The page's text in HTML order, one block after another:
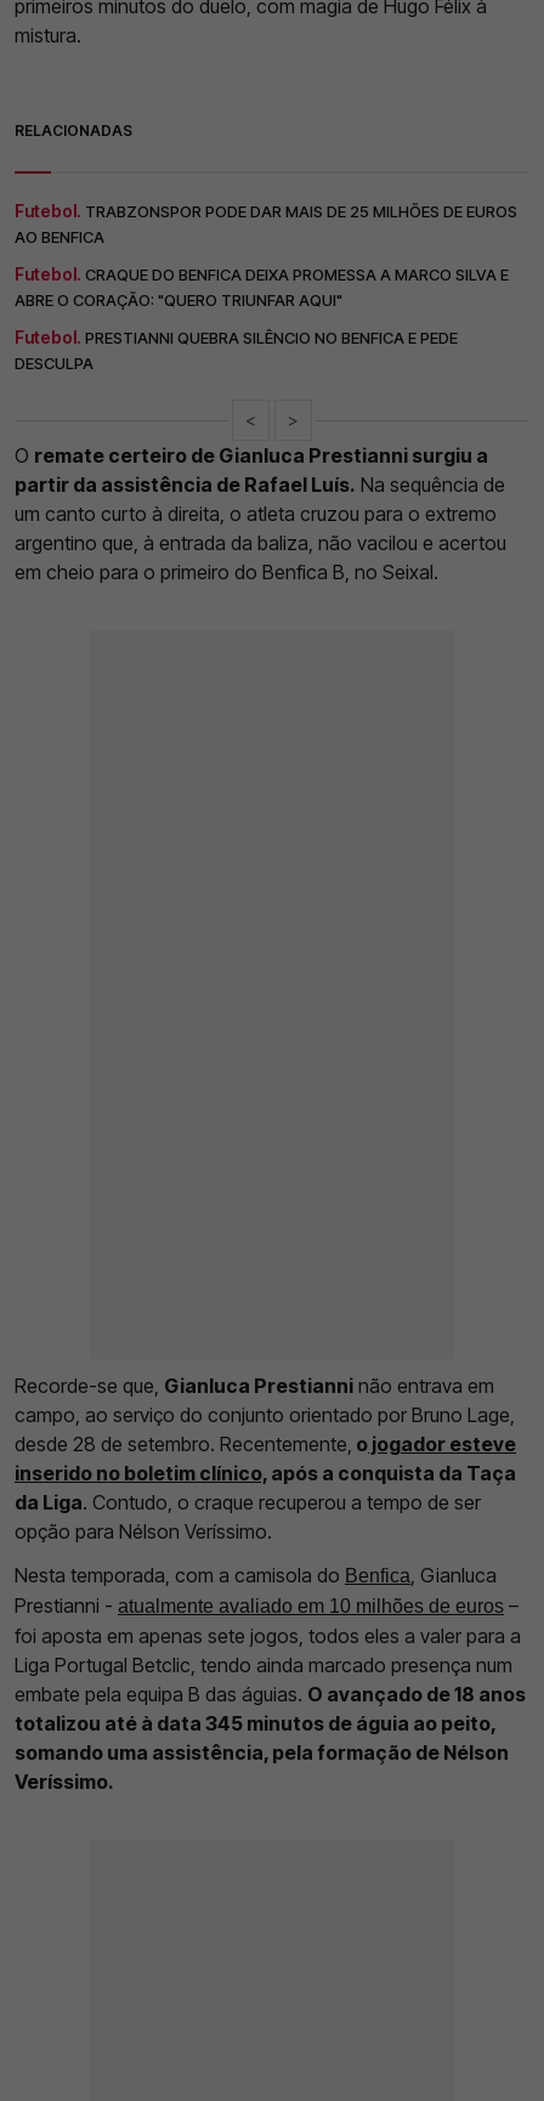
primeiros minutos do duelo, com magia de Hugo Félix à
mistura.
RELACIONADAS
Futebol. TRABZONSPOR PODE DAR MAIS DE 25 MILHÕES DE EUROS
AO BENFICA
Futebol. CRAQUE DO BENFICA DEIXA PROMESSA A MARCO SILVA E
ABRE O CORAÇÃO: "QUERO TRIUNFAR AQUI"
Futebol. PRESTIANNI QUEBRA SILÊNCIO NO BENFICA E PEDE
DESCULPA
< >
O remate certeiro de Gianluca Prestianni surgiu a
partir da assistência de Rafael Luís. Na sequência de
um canto curto à direita, o atleta cruzou para o extremo
argentino que, à entrada da baliza, não vacilou e acertou
em cheio para o primeiro do Benfica B, no Seixal.
Recorde-se que, Gianluca Prestianni não entrava em
campo, ao serviço do conjunto orientado por Bruno Lage,
desde 28 de setembro. Recentemente, o jogador esteve
inserido no boletim clínico, após a conquista da Taça
da Liga. Contudo, o craque recuperou a tempo de ser
opção para Nélson Veríssimo.
Nesta temporada, com a camisola do Benfica, Gianluca
Prestianni - atualmente avaliado em 10 milhões de euros –
foi aposta em apenas sete jogos, todos eles a valer para a
Liga Portugal Betclic, tendo ainda marcado presença num
embate pela equipa B das águias. O avançado de 18 anos
totalizou até à data 345 minutos de águia ao peito,
somando uma assistência, pela formação de Nélson
Veríssimo.